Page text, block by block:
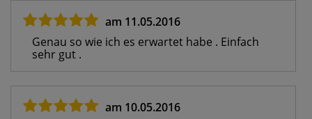
am 11.05.2016
Genau so wie ich es erwartet habe . Einfach
sehr gut .
am 10.05.2016